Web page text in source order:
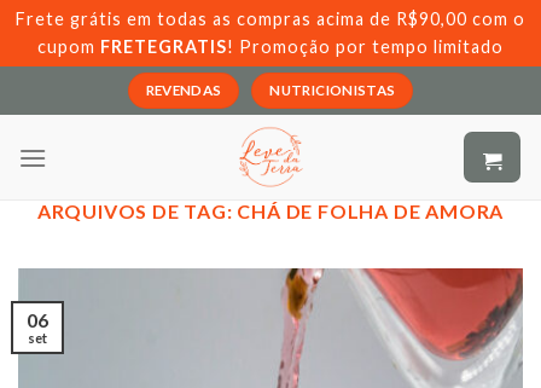
Skip
content
Frete grátis em todas as compras acima de R$90,00 com o
cupom FRETEGRATIS! Promoção por tempo limitado
REVENDAS NUTRICIONISTAS
ARQUIVOS DE TAG: CHÁ DE FOLHA DE AMORA
06
set